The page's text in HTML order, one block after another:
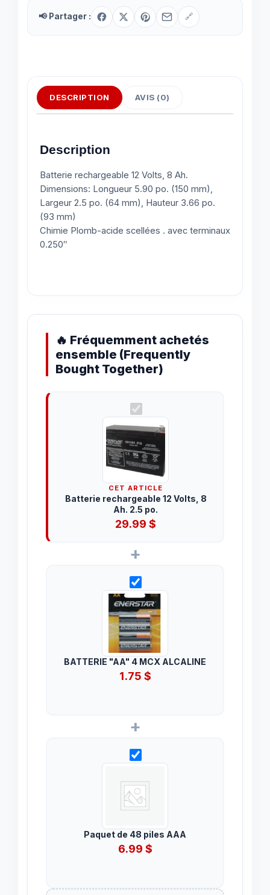
📢 Partager : 🔗
DESCRIPTION AVIS (0)
Description
Batterie rechargeable 12 Volts, 8 Ah.
Dimensions: Longueur 5.90 po. (150 mm),
Largeur 2.5 po. (64 mm), Hauteur 3.66 po.
(93 mm)
Chimie Plomb-acide scellées . avec terminaux
0.250″
🔥 Fréquemment achetés
ensemble (Frequently
Bought Together)
CET ARTICLE
Batterie rechargeable 12 Volts, 8
Ah. 2.5 po.
29.99$
+
BATTERIE "AA" 4 MCX ALCALINE
1.75 $
+
Paquet de 48 piles AAA
6.99 $